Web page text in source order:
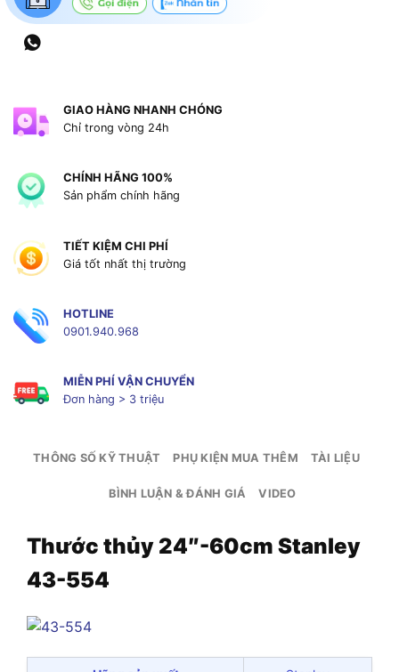
GIAO HÀNG NHANH CHÓNG
Chỉ trong vòng 24h
CHÍNH HÃNG 100%
Sản phẩm chính hãng
TIẾT KIỆM CHI PHÍ
Giá tốt nhất thị trường
HOTLINE
0901.940.968
MIỄN PHÍ VẬN CHUYỂN
Đơn hàng > 3 triệu
THÔNG SỐ KỸ THUẬT PHỤ KIỆN MUA THÊM TÀI LIỆU
BÌNH LUẬN & ĐÁNH GIÁ VIDEO
Thước thủy 24″-60cm Stanley
43-554